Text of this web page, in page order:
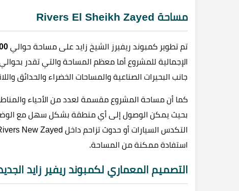
مساحة Rivers El Sheikh Zayed
تم تطوير كمبوند ريفيرز الشيخ زايد على مساحة حوالي 100
جانب البحيرات الصناعية والمساحات الخضراء والحدائق
كما أن مساحة المشروع مقسمة لعدد من الأحياء
بحيث يمكن الوصول إلى أي منطقة بشكل سهل مع الوضع
استفادة ممكنة من المساحة.
التصميم المعماري لكمبوند ريفير زايد